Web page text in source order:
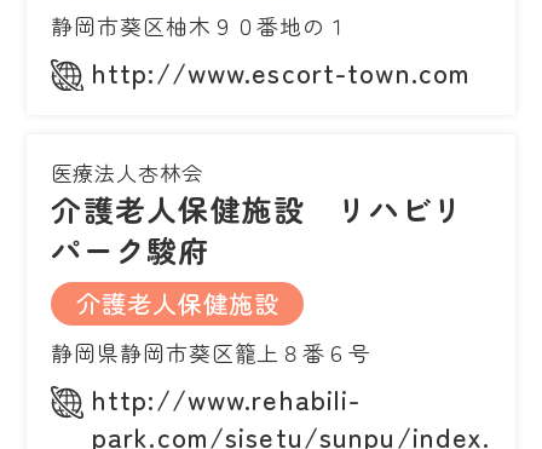
静岡市葵区柚木９０番地の１
http://www.escort-town.com
医療法人杏林会
介護老人保健施設 リハビリ
パーク駿府
介護老人保健施設
静岡県静岡市葵区籠上８番６号
http://www.rehabili-
park.com/sisetu/sunpu/